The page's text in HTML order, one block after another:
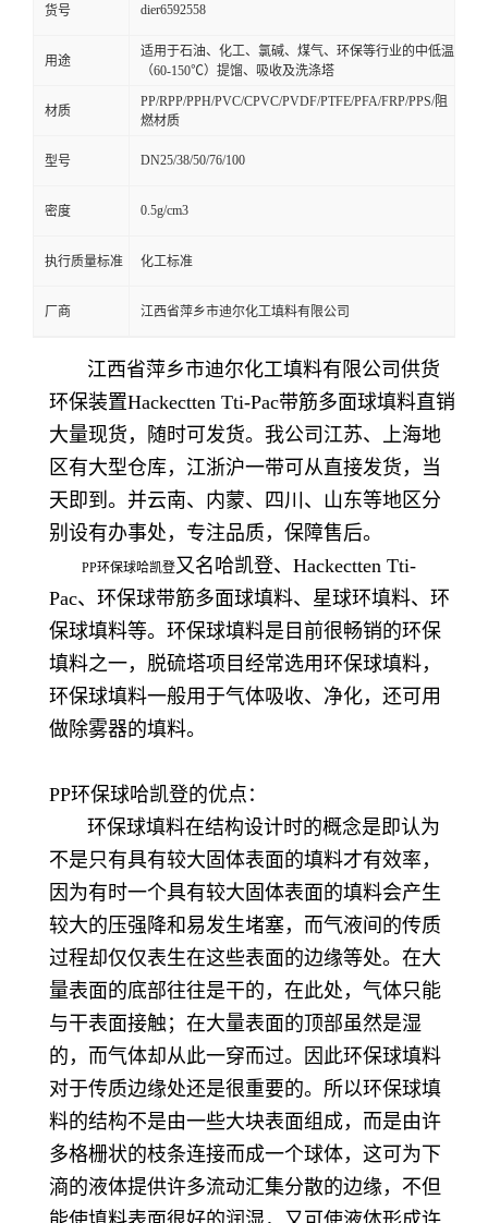
货号 dier6592558
用途
适用于石油、化工、氯碱、煤气、环保等行业的中低温
（60-150℃）提馏、吸收及洗涤塔
材质
PP/RPP/PPH/PVC/CPVC/PVDF/PTFE/PFA/FRP/PPS/阻
燃材质
型号 DN25/38/50/76/100
密度 0.5g/cm3
执行质量标准 化工标准
厂商 江西省萍乡市迪尔化工填料有限公司
江西省萍乡市迪尔化工填料有限公司供货
环保装置Hackectten Tti-Pac带筋多面球填料直销
大量现货，随时可发货。我公司江苏、上海地
区有大型仓库，江浙沪一带可从直接发货，当
天即到。并云南、内蒙、四川、山东等地区分
别设有办事处，专注品质，保障售后。
PP环保球哈凯登又名哈凯登、Hackectten Tti-
Pac、环保球带筋多面球填料、星球环填料、环
保球填料等。环保球填料是目前很畅销的环保
填料之一，脱硫塔项目经常选用环保球填料，
环保球填料一般用于气体吸收、净化，还可用
做除雾器的填料。
PP环保球哈凯登的优点：
环保球填料在结构设计时的概念是即认为
不是只有具有较大固体表面的填料才有效率，
因为有时一个具有较大固体表面的填料会产生
较大的压强降和易发生堵塞，而气液间的传质
过程却仅仅表生在这些表面的边缘等处。在大
量表面的底部往往是干的，在此处，气体只能
与干表面接触；在大量表面的顶部虽然是湿
的，而气体却从此一穿而过。因此环保球填料
对于传质边缘处还是很重要的。所以环保球填
料的结构不是由一些大块表面组成，而是由许
多格栅状的枝条连接而成一个球体，这可为下
滳的液体提供许多流动汇集分散的边缘，不但